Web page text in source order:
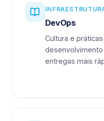
DevOps
Cultura e
entregas mais